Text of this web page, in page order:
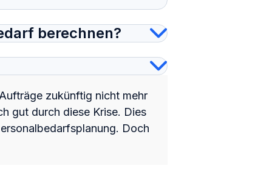
berechnen?
zukünftig nicht mehr
gut durch diese Krise. Dies
Doch